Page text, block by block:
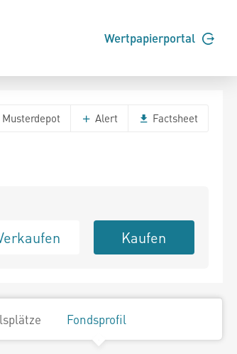
Wertpapierportal
Musterdepot Alert Factsheet
Kaufen
Fondsprofil